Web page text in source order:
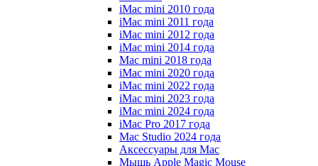
iMac mini 2010 года
iMac mini 2011 года
iMac mini 2012 года
iMac mini 2014 года
Mac mini 2018 года
iMac mini 2020 года
iMac mini 2022 года
iMac mini 2023 года
iMac mini 2024 года
iMac Pro 2017 года
Mac Studio 2024 года
Аксессуары для Mac
Мышь Apple Magic Mouse